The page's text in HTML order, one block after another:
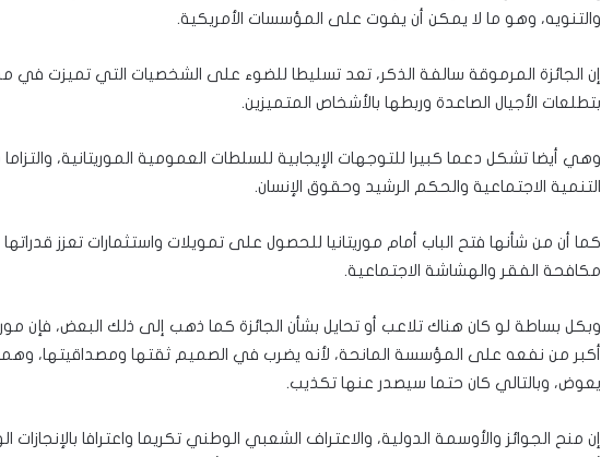
والتنويه، وهو ما لا يمكن أن يفوت على المؤسسات الأمريكية.
إن الجائزة المرموقة سالفة الذكر، تعد تسليطا للضوء على الشخصيات التي تميزت في
بتطلعات الأجيال الصاعدة وربطها بالأشخاص المتميزين.
وهي أيضا تشكل دعما كبيرا للتوجهات الإيجابية للسلطات العمومية الموريتانية،
التنمية الاجتماعية والحكم الرشيد وحقوق الإنسان.
كما أن من شأنها فتح الباب أمام موريتانيا للحصول على تمويلات واستثمارات تعزز
مكافحة الفقر والهشاشة الاجتماعية.
وبكل بساطة لو كان هناك تلاعب أو تحايل بشأن الجائزة كما ذهب إلى ذلك البعض، فإن
أكبر من نفعه على المؤسسة المانحة، لأنه يضرب في الصميم ثقتها ومصداقيتها،
يعوض، وبالتالي كان حتما سيصدر عنها تكذيب.
إن منح الجوائز والأوسمة الدولية، والاعتراف الشعبي الوطني تكريما واعترافا بالإنجازات